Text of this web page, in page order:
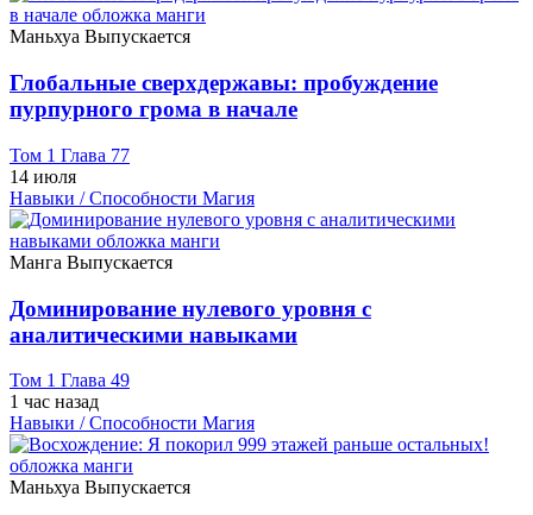
Маньхуа Выпускается
Глобальные сверхдержавы: пробуждение
пурпурного грома в начале
Том 1 Глава 77
14 июля
Навыки / Способности Магия
Манга Выпускается
Доминирование нулевого уровня с
аналитическими навыками
Том 1 Глава 49
1 час назад
Навыки / Способности Магия
Маньхуа Выпускается